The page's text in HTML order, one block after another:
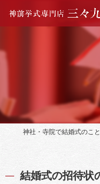
結婚式の招待状